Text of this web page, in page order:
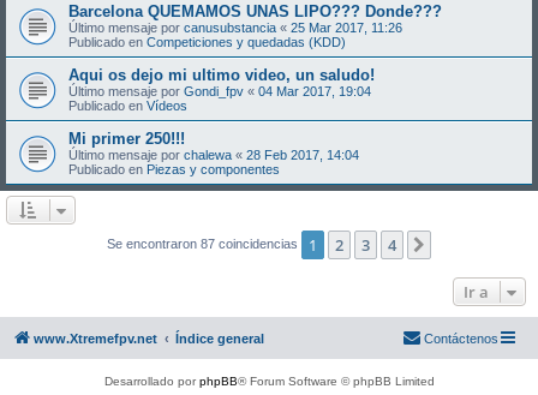
Barcelona QUEMAMOS UNAS LIPO??? Donde???
Último mensaje por canusubstancia « 25 Mar 2017, 11:26
Publicado en Competiciones y quedadas (KDD)
Aqui os dejo mi ultimo video, un saludo!
Último mensaje por Gondi_fpv « 04 Mar 2017, 19:04
Publicado en Vídeos
Mi primer 250!!!
Último mensaje por chalewa « 28 Feb 2017, 14:04
Publicado en Piezas y componentes
Se encontraron 87 coincidencias 1 2 3 4
Ir a
www.Xtremefpv.net Índice general Contáctenos
Desarrollado porphpBB® Forum Software © phpBB Limited